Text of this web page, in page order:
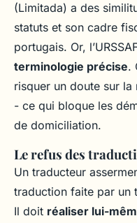
(Limitada) a des
statuts et son cadre
portugais. Or,
terminologie précise.
risquer un doute sur la
- ce qui bloque les
de domiciliation.
Le refus des
Un traducteur
traduction faite par un
Il doit réaliser lui-